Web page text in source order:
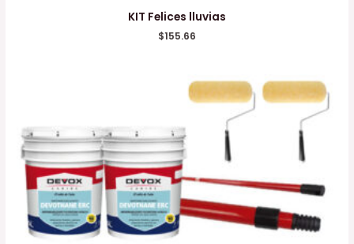
KIT Felices lluvias
$155.66